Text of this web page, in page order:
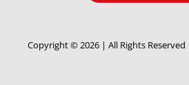
Copyright © 2026 | All Rights Reserved